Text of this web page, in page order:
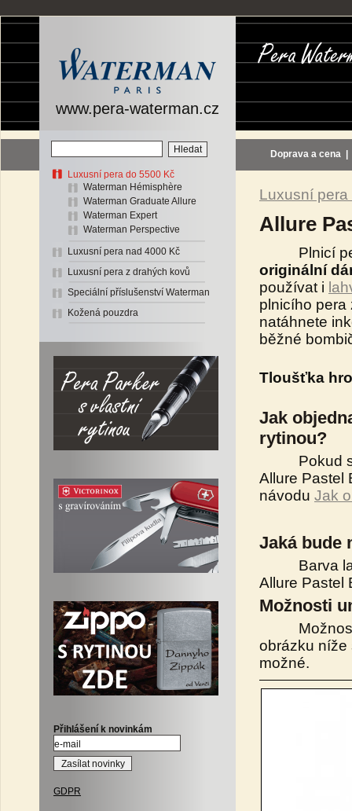
www.pera-waterman.cz
Luxusní pera do 5500 Kč
Waterman Hémisphère
Waterman Graduate Allure
Waterman Expert
Waterman Perspective
Luxusní pera nad 4000 Kč
Luxusní pera z drahých kovů
Speciální příslušenství Waterman
Kožená pouzdra
Přihlášení k novinkám
GDPR
Doprava a cena
Luxusní
Allure
Plnicí
originální
používat i
plnicího
natáhnete
běžné
Tloušťka
Jak
rytinou?
Pokud si
Allure Pastel
návodu Jak
Jaká bude
Barva
Allure Pastel
Možnosti
Možnosti
obrázku níže
možné.